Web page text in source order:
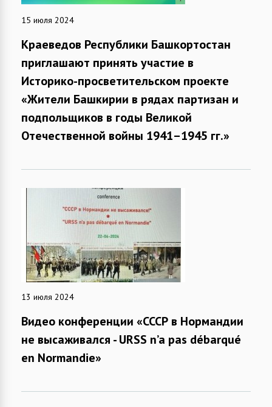
15 июля 2024
Краеведов Республики Башкортостан
приглашают принять участие в
Историко-просветительском проекте
«Жители Башкирии в рядах партизан и
подпольщиков в годы Великой
Отечественной войны 1941–1945 гг.»
13 июля 2024
Видео конференции «СССР в Нормандии
не высаживался - URSS n’a pas débarqué
en Normandie»